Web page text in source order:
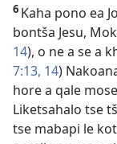
6 Kaha pono ea
bontša Jesu,
14), o ne a se a
7:13, 14)
hore a qale
Liketsahalo tse
tse mabapi le